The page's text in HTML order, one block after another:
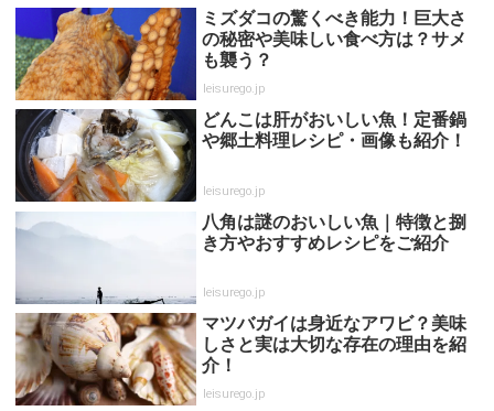
ミズダコの驚くべき能力！巨大さ
の秘密や美味しい食べ方は？サメ
も襲う？
leisurego.jp
どんこは肝がおいしい魚！定番鍋
や郷土料理レシピ・画像も紹介！
leisurego.jp
八角は謎のおいしい魚｜特徴と捌
き方やおすすめレシピをご紹介
leisurego.jp
マツバガイは身近なアワビ？美味
しさと実は大切な存在の理由を紹
介！
leisurego.jp